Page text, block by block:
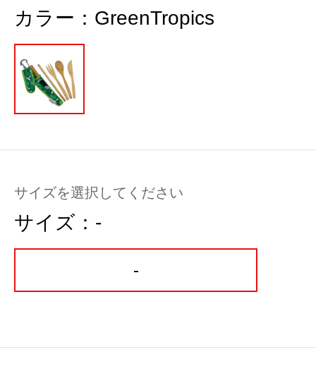
カラー： GreenTropics
サイズを選択してください
サイズ： -
-